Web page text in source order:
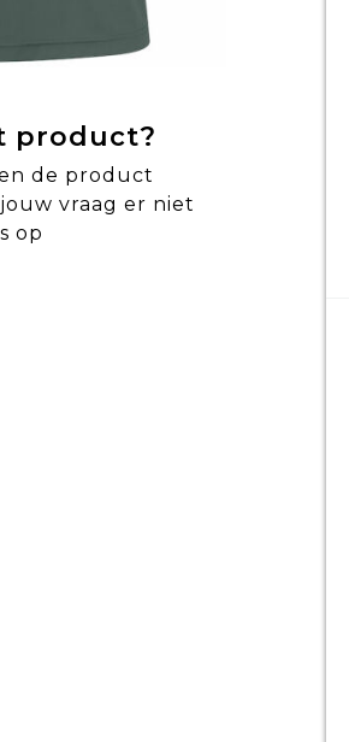
product?
de product
vraag er niet
op